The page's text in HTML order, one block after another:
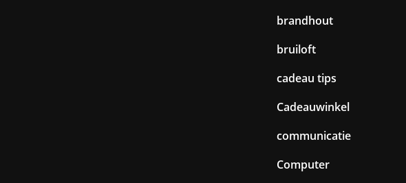
brandhout
bruiloft
cadeau tips
Cadeauwinkel
communicatie
Computer